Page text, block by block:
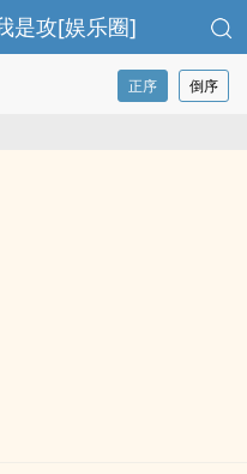
是攻[娱乐圈]
正序 倒序